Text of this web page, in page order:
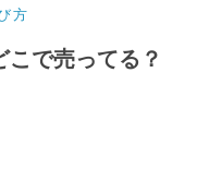
方
こで売ってる？